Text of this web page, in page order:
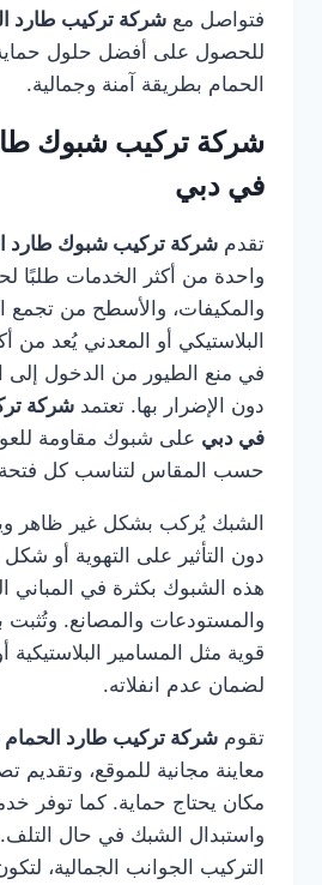
فتواصل مع شركة تركيب طارد
للحصول على أفضل حلول
الحمام بطريقة آمنة وجمالية.
شركة تركيب شبوك
في دبي
تقدم شركة تركيب شبوك طارد
واحدة من أكثر الخدمات طلبًا
والمكيفات، والأسطح من تجمع
البلاستيكي أو المعدني يُعد من
في منع الطيور من الدخول إلى
دون الإضرار بها. تعتمد شركة
في دبي على شبوك مقاومة
حسب المقاس لتناسب كل
الشبك يُركب بشكل غير ظاهر
دون التأثير على التهوية أو
هذه الشبوك بكثرة في المباني
والمستودعات والمصانع. وتُثبت
قوية مثل المسامير البلاستيكية
لضمان عدم انفلاته.
تقوم شركة تركيب طارد
معاينة مجانية للموقع،
مكان يحتاج حماية. كما توفر
واستبدال الشبك في حال التلف.
التركيب الجوانب الجمالية،